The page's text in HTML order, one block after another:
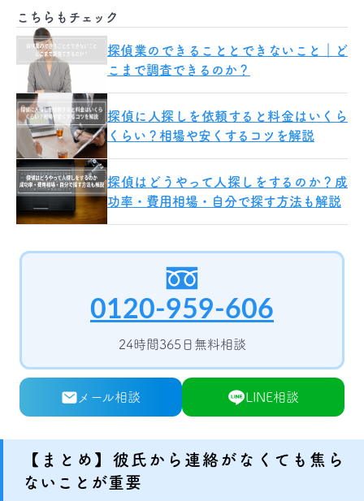
こちらもチェック
探偵業のできることとできないこと｜ど
こまで調査できるのか？
探偵に人探しを依頼すると料金はいくら
くらい？相場や安くするコツを解説
探偵はどうやって人探しをするのか？成
功率・費用相場・自分で探す方法も解説
0120-959-606
24時間365日無料相談
メール相談 LINE相談
【まとめ】彼氏から連絡がなくても焦ら
ないことが重要